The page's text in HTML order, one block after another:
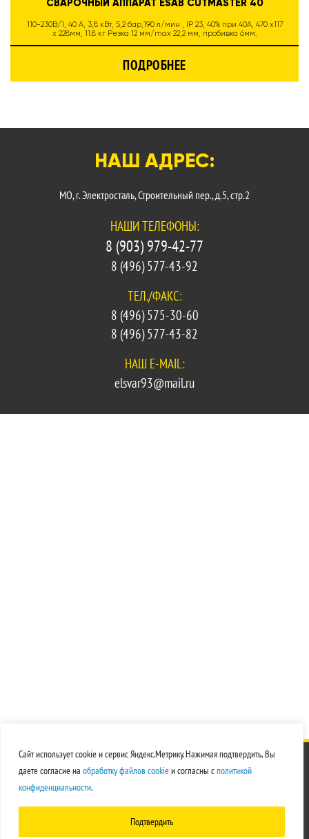
Сайт использует cookie и сервис Яндекс.Метрику. Нажимая подтвердить, Вы
даете согласие на обработку файлов cookieи согласны сполитикой
конфиденциальности.
Подтвердить
СВАРОЧНЫЙ АППАРАТ ESAB CUTMASTER 40
110-230B/1, 40 A, 3,8 кВт, 5,2 бар,190 л/мин , IP 23, 40% при 40А, 470 x117
x 228мм, 11.8 кг Резка 12 мм/max 22,2 мм, пробивка 6мм.
ПОДРОБНЕЕ
НАШ АДРЕС:
МО, г. Электросталь, Строительный пер., д.5, стр.2
НАШИ ТЕЛЕФОНЫ:
8 (903) 979-42-77
8 (496) 577-43-92
ТЕЛ./ФАКС:
8 (496) 575-30-60
8 (496) 577-43-82
НАШ E-MAIL:
elsvar93@mail.ru
© 2026ЭЛсвар
Согласие на обработку персональных данныхСогласие на обработку файлов cookie
Пользовательское соглашение